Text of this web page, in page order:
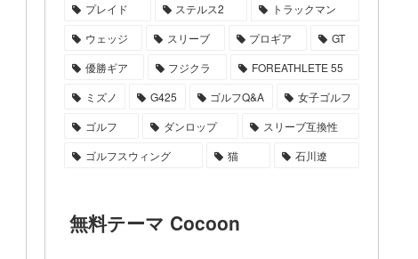
プレイド
ステルス2
トラックマン
ウェッジ
スリーブ プロギア
GT
優勝ギア
フジクラ
FOREATHLETE 55
ミズノ
G425 ゴルフQ&A
女子ゴルフ
ゴルフ
ダンロップ
スリーブ互換性
ゴルフスウィング
猫 石川遼
無料テーマ Cocoon